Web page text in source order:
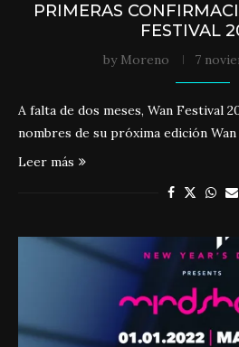
PRIMERAS
FESTIVAL
by Moreno 7
A falta de dos meses, Wan Festival
nombres de su próxima edición
Leer más